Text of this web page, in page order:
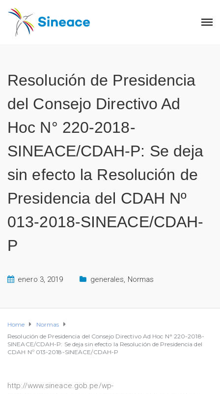
Resolución de Presidencia
del Consejo Directivo Ad
Hoc N° 220-2018-
SINEACE/CDAH-P: Se deja
sin efecto la Resolución de
Presidencia del CDAH Nº
013-2018-SINEACE/CDAH-
P
enero 3, 2019 generales, Normas
Home
Normas
Resolución de Presidencia del Consejo Directivo Ad Hoc N° 220-2018-
SINEACE/CDAH-P: Se deja sin efecto la Resolución de Presidencia del
CDAH Nº 013-2018-SINEACE/CDAH-P
http://www.sineace.gob.pe/wp-